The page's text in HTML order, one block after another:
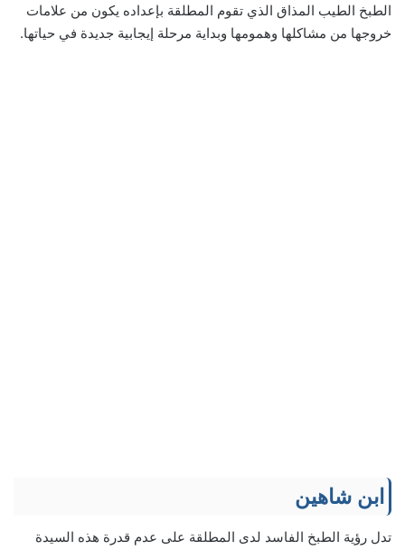
الطبخ الطيب المذاق الذي تقوم المطلقة بإعداده يكون من علامات
خروجها من مشاكلها وهمومها وبداية مرحلة إيجابية جديدة في حياتها.
ابن شاهين
تدل رؤية الطبخ الفاسد لدى المطلقة على عدم قدرة هذه السيدة